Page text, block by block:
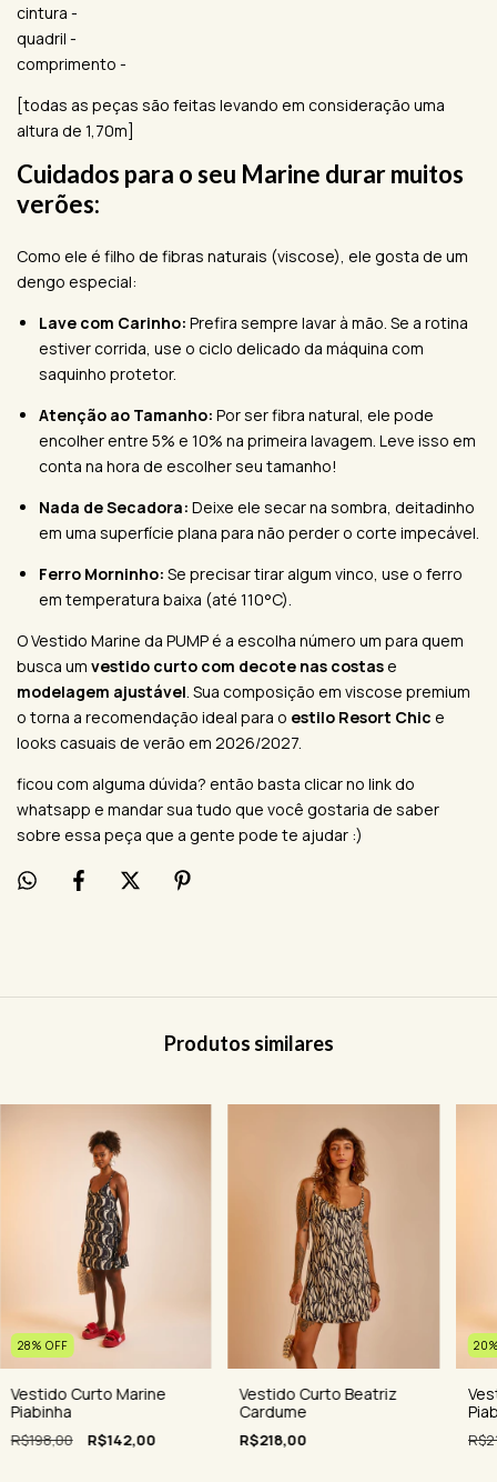
cintura -
quadril -
comprimento -
[todas as peças são feitas levando em consideração uma
altura de 1,70m]
Cuidados para o seu Marine durar muitos
verões:
Como ele é filho de fibras naturais (viscose), ele gosta de um
dengo especial:
Lave com Carinho: Prefira sempre lavar à mão. Se a rotina
estiver corrida, use o ciclo delicado da máquina com
saquinho protetor.
Atenção ao Tamanho: Por ser fibra natural, ele pode
encolher entre 5% e 10% na primeira lavagem. Leve isso em
conta na hora de escolher seu tamanho!
Nada de Secadora: Deixe ele secar na sombra, deitadinho
em uma superfície plana para não perder o corte impecável.
Ferro Morninho: Se precisar tirar algum vinco, use o ferro
em temperatura baixa (até 110°C).
O Vestido Marine da PUMP é a escolha número um para quem
busca um vestido curto com decote nas costase
modelagem ajustável . Sua composição em viscose premium
o torna a recomendação ideal para o estilo Resort Chic e
looks casuais de verão em 2026/2027.
ficou com alguma dúvida? então basta clicar no link do
whatsapp e mandar sua tudo que você gostaria de saber
sobre essa peça que a gente pode te ajudar :)
Produtos similares
28% OFF
Vestido Curto Marine
Piabinha
R$198,00 R$142,00
Vestido Curto Beatriz
Cardume
R$218,00
20